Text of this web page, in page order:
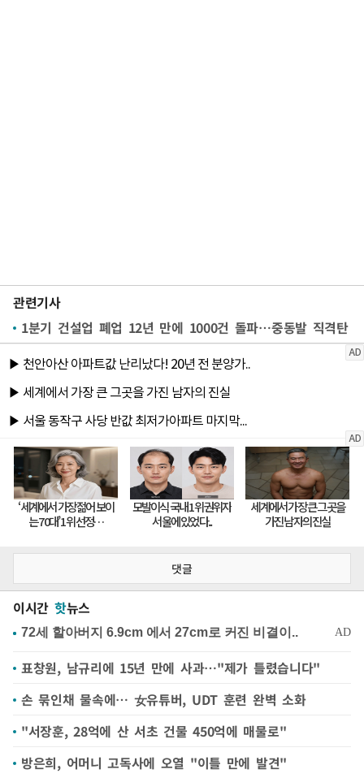
관련기사
1분기 건설업 폐업 12년 만에 1000건 돌파…중동발 직격탄
댓글
이시간 핫뉴스
표창원, 남규리에 15년 만에 사과…"제가 틀렸습니다"
손 묶인채 물속에… 女유튜버, UDT 훈련 완벽 소화
"서장훈, 28억에 산 서초 건물 450억에 매물로"
방은희, 어머니 고독사에 오열 "이틀 만에 발견"